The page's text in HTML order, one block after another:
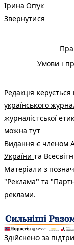
Ірина Опук
Звернутися
Умови і
Редакція керується
українського
журналістської
можна тут
Видання є членом
України та
Матеріали з
"Реклама" та
реклами.
Здійснено за